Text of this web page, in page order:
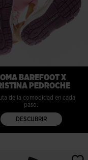
BAREFOOT X
PEDROCHE
de la comodidad en cada
paso.
DESCUBRIR